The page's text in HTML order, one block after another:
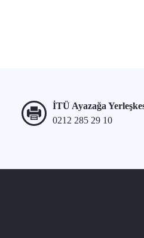
İTÜ Ayazağa
0212 285 29 10